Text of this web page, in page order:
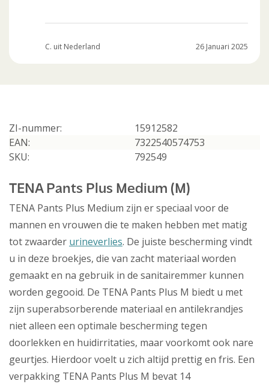
C. uit Nederland 26 Januari 2025
ZI-nummer:
15912582
EAN:
7322540574753
SKU:
792549
TENA Pants Plus Medium (M)
TENA Pants Plus Medium zijn er speciaal voor de
mannen en vrouwen die te maken hebben met matig
tot zwaarder urineverlies. De juiste bescherming vindt
u in deze broekjes, die van zacht materiaal worden
gemaakt en na gebruik in de sanitairemmer kunnen
worden gegooid. De TENA Pants Plus M biedt u met
zijn superabsorberende materiaal en antilekrandjes
niet alleen een optimale bescherming tegen
doorlekken en huidirritaties, maar voorkomt ook nare
geurtjes. Hierdoor voelt u zich altijd prettig en fris. Een
verpakking TENA Pants Plus M bevat 14